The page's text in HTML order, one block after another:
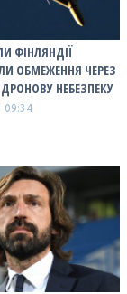
ФІНЛЯНДІЇ
ОБМЕЖЕННЯ ЧЕРЕЗ
НЕБЕЗПЕКУ
09:34